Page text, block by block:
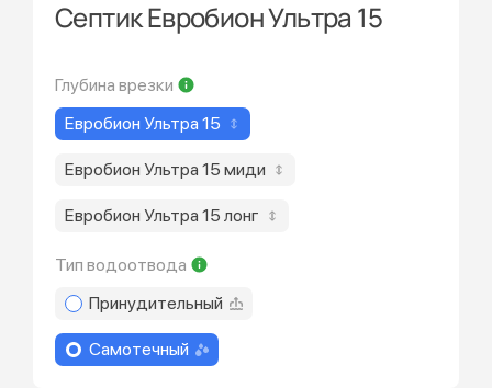
Септик Евробион Ультра 15
Глубина врезки
Евробион Ультра 15
Евробион Ультра 15 миди
Евробион Ультра 15 лонг
Тип водоотвода
Принудительный
Самотечный